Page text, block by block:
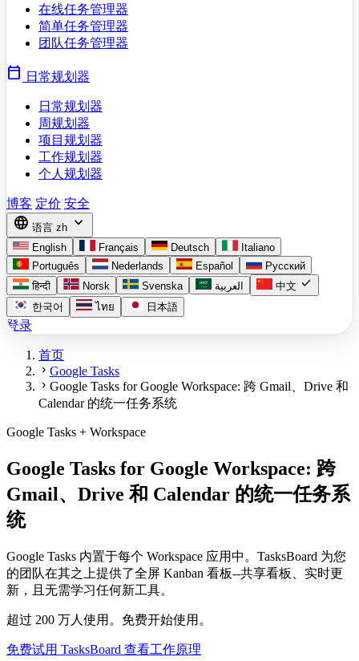
在线任务管理器
简单任务管理器
团队任务管理器
calendar_today 日常规划器
日常规划器
周规划器
项目规划器
工作规划器
个人规划器
博客 定价 安全
language 语言 zh expand_more
English Français Deutsch
Italiano
Português
Nederlands Español
Русский
हिन्दी
Norsk Svenska العربية 中文 check
한국어 ไทย 日本語
登录
首页
chevron_right Google Tasks
chevron_right Google Tasks for Google Workspace: 跨 Gmail、Drive 和
Calendar 的统一任务系统
Google Tasks + Workspace
Google Tasks for Google Workspace: 跨
Gmail、Drive 和 Calendar 的统一任务系
统
Google Tasks 内置于每个 Workspace 应用中。TasksBoard 为您
的团队在其之上提供了全屏 Kanban 看板--共享看板、实时更
新，且无需学习任何新工具。
超过 200 万人使用。免费开始使用。
免费试用 TasksBoard 查看工作原理